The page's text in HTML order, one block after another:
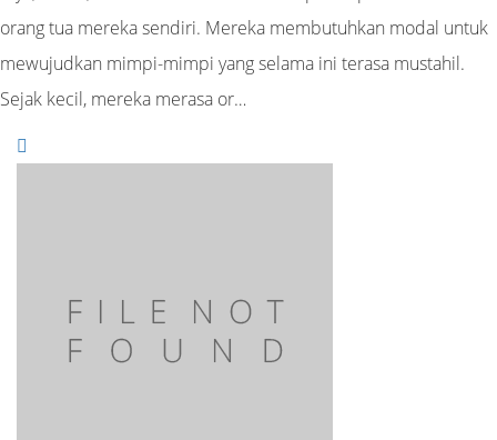
orang tua mereka sendiri. Mereka membutuhkan modal untuk
mewujudkan mimpi-mimpi yang selama ini terasa mustahil.
Sejak kecil, mereka merasa or…